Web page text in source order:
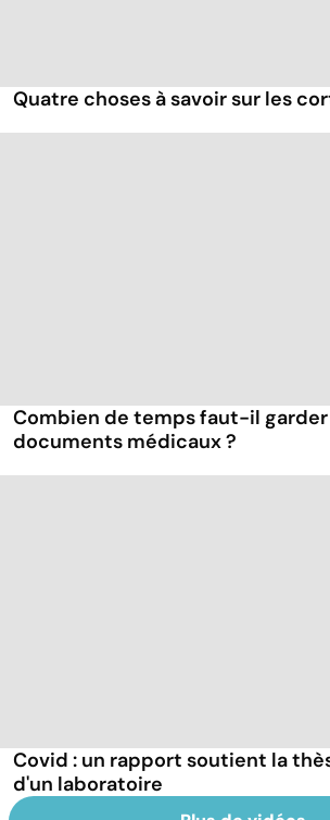
Quatre choses à savoir sur les
Combien de temps faut-il garder
documents médicaux ?
Covid : un rapport soutient la
d'un laboratoire